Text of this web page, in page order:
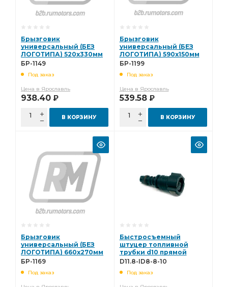
Брызговик
универсальный (БЕЗ
ЛОГОТИПА) 520х330мм
к-т БР-1149
БР-1149
Под заказ
Цена в Ярославль
938.40 Р
В КОРЗИНУ
Брызговик
универсальный (БЕЗ
ЛОГОТИПА) 590х150мм
к-т БР-1199
БР-1199
Под заказ
Цена в Ярославль
539.58 Р
В КОРЗИНУ
Брызговик
универсальный (БЕЗ
ЛОГОТИПА) 660х270мм
к-т БР-1169
БР-1169
Под заказ
Быстросъемный
штуцер топливной
трубки d10 прямой
коннектор 11.8 D11.8-ID8-
D11.8-ID8-8-10
Под заказ